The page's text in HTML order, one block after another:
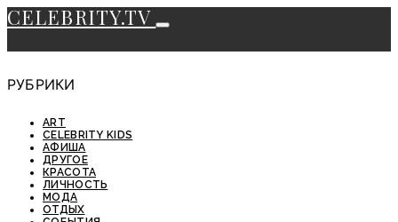
CELEBRITY.TV
РУБРИКИ
ART
CELEBRITY KIDS
АФИША
ДРУГОЕ
КРАСОТА
ЛИЧНОСТЬ
МОДА
ОТДЫХ